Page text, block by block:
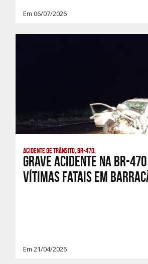
Em 06/07/2026
Acidente de Trânsito, BR-470,
Grave Acidente na BR-
Vítimas Fatais em
Em 21/04/2026